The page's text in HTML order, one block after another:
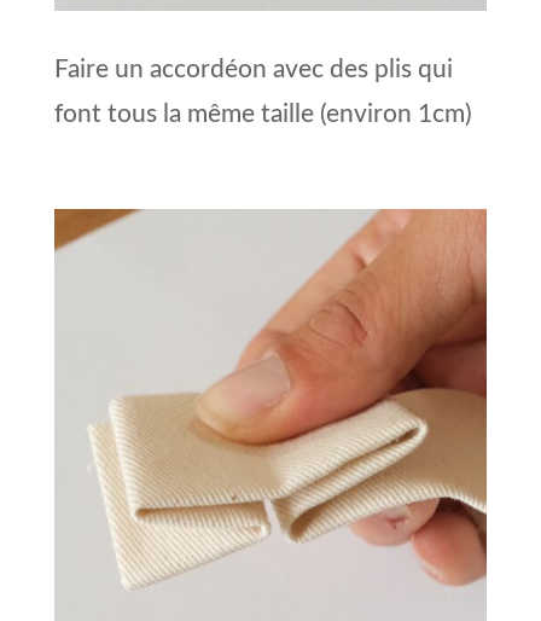
Faire un accordéon avec des plis qui
font tous la même taille (environ 1cm)